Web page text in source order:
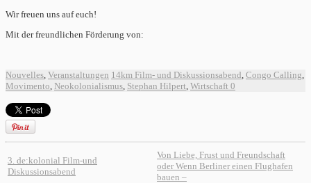
Wir freuen uns auf euch!
Mit der freundlichen Förderung von:
Nouvelles Veranstaltungen 14km Film- und Diskussionsabend Congo Calling
Movimento Neokolonialismus Stephan Hilpert Wirtschaft 0
3. de:kolonial Film-und
Diskussionsabend
Von Liebe, Frust und Freundschaft
oder Wenn Berliner einen Flughafen
bauen –